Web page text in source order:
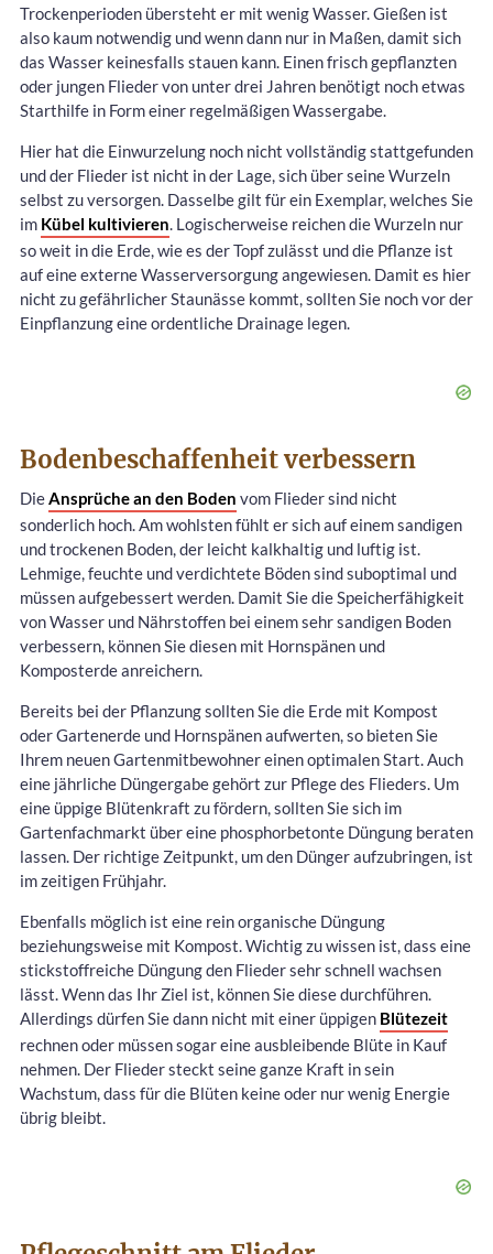
Trockenperioden übersteht er mit wenig Wasser. Gießen ist
also kaum notwendig und wenn dann nur in Maßen, damit sich
das Wasser keinesfalls stauen kann. Einen frisch gepflanzten
oder jungen Flieder von unter drei Jahren benötigt noch etwas
Starthilfe in Form einer regelmäßigen Wassergabe.
Hier hat die Einwurzelung noch nicht vollständig stattgefunden
und der Flieder ist nicht in der Lage, sich über seine Wurzeln
selbst zu versorgen. Dasselbe gilt für ein Exemplar, welches Sie
im Kübel kultivieren. Logischerweise reichen die Wurzeln nur
so weit in die Erde, wie es der Topf zulässt und die Pflanze ist
auf eine externe Wasserversorgung angewiesen. Damit es hier
nicht zu gefährlicher Staunässe kommt, sollten Sie noch vor der
Einpflanzung eine ordentliche Drainage legen.
Bodenbeschaffenheit verbessern
DieAnsprüche an den Boden vom Flieder sind nicht
sonderlich hoch. Am wohlsten fühlt er sich auf einem sandigen
und trockenen Boden, der leicht kalkhaltig und luftig ist.
Lehmige, feuchte und verdichtete Böden sind suboptimal und
müssen aufgebessert werden. Damit Sie die Speicherfähigkeit
von Wasser und Nährstoffen bei einem sehr sandigen Boden
verbessern, können Sie diesen mit Hornspänen und
Komposterde anreichern.
Bereits bei der Pflanzung sollten Sie die Erde mit Kompost
oder Gartenerde und Hornspänen aufwerten, so bieten Sie
Ihrem neuen Gartenmitbewohner einen optimalen Start. Auch
eine jährliche Düngergabe gehört zur Pflege des Flieders. Um
eine üppige Blütenkraft zu fördern, sollten Sie sich im
Gartenfachmarkt über eine phosphorbetonte Düngung beraten
lassen. Der richtige Zeitpunkt, um den Dünger aufzubringen, ist
im zeitigen Frühjahr.
Ebenfalls möglich ist eine rein organische Düngung
beziehungsweise mit Kompost. Wichtig zu wissen ist, dass eine
stickstoffreiche Düngung den Flieder sehr schnell wachsen
lässt. Wenn das Ihr Ziel ist, können Sie diese durchführen.
Allerdings dürfen Sie dann nicht mit einer üppigen Blütezeit
rechnen oder müssen sogar eine ausbleibende Blüte in Kauf
nehmen. Der Flieder steckt seine ganze Kraft in sein
Wachstum, dass für die Blüten keine oder nur wenig Energie
übrig bleibt.